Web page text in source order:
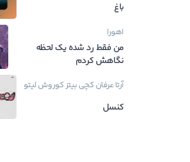
باغ
اهورا
من فقط رد شده یک لحظه
نگاهش کردم
آرتاعرفانکچی بیتزکوروشلیتو
کنسل